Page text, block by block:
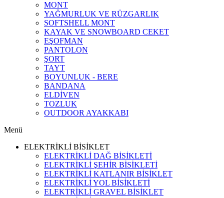
MONT
YAĞMURLUK VE RÜZGARLIK
SOFTSHELL MONT
KAYAK VE SNOWBOARD CEKET
EŞOFMAN
PANTOLON
ŞORT
TAYT
BOYUNLUK - BERE
BANDANA
ELDİVEN
TOZLUK
OUTDOOR AYAKKABI
Menü
ELEKTRİKLİ BİSİKLET
ELEKTRİKLİ DAĞ BİSİKLETİ
ELEKTRİKLİ ŞEHİR BİSİKLETİ
ELEKTRİKLİ KATLANIR BİSİKLET
ELEKTRİKLİ YOL BİSİKLETİ
ELEKTRİKLİ GRAVEL BİSİKLET